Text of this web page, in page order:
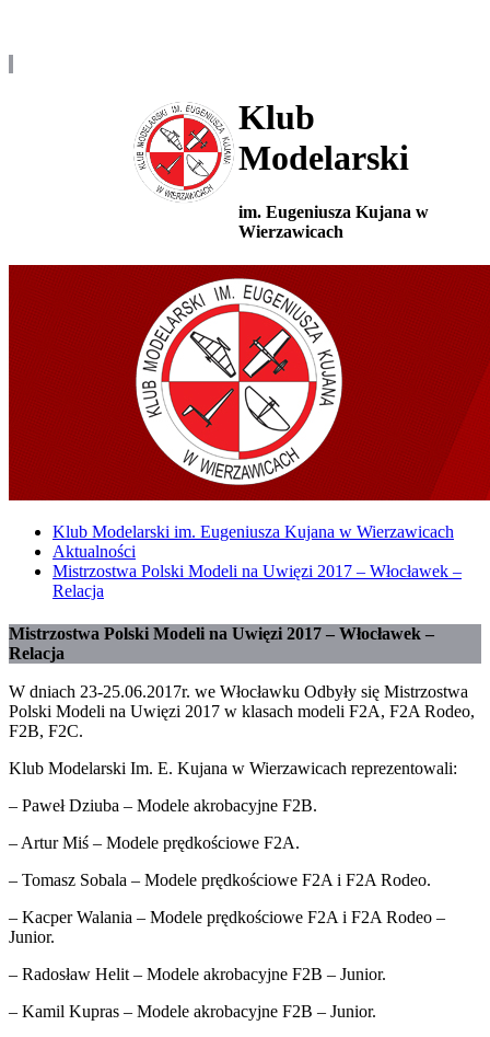
Klub
Modelarski
im. Eugeniusza Kujana w
Wierzawicach
Klub Modelarski im. Eugeniusza Kujana w Wierzawicach
Aktualności
Mistrzostwa Polski Modeli na Uwięzi 2017 – Włocławek –
Relacja
Mistrzostwa Polski Modeli na Uwięzi 2017 – Włocławek –
Relacja
W dniach 23-25.06.2017r. we Włocławku Odbyły się Mistrzostwa
Polski Modeli na Uwięzi 2017 w klasach modeli F2A, F2A Rodeo,
F2B, F2C.
Klub Modelarski Im. E. Kujana w Wierzawicach reprezentowali:
– Paweł Dziuba – Modele akrobacyjne F2B.
– Artur Miś – Modele prędkościowe F2A.
– Tomasz Sobala – Modele prędkościowe F2A i F2A Rodeo.
– Kacper Walania – Modele prędkościowe F2A i F2A Rodeo –
Junior.
– Radosław Helit – Modele akrobacyjne F2B – Junior.
– Kamil Kupras – Modele akrobacyjne F2B – Junior.